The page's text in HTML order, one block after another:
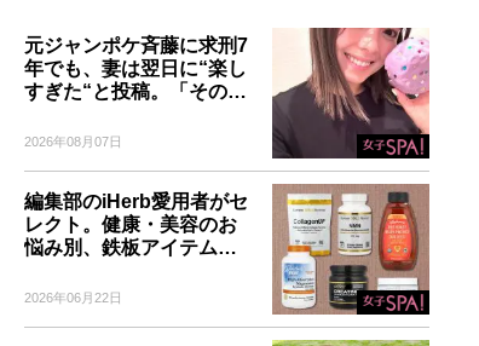
元ジャンポケ斉藤に求刑7
年でも、妻は翌日に“楽し
すぎた“と投稿。「その…
2026年08月07日
編集部のiHerb愛用者がセ
レクト。健康・美容のお
悩み別、鉄板アイテム…
2026年06月22日